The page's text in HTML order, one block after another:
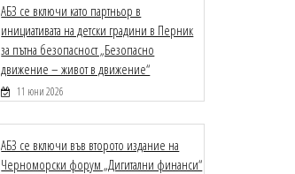
АБЗ се включи като партньор в
инициативата на детски градини в Перник
за пътна безопасност „Безопасно
движение – живот в движение“
11 юни 2026
АБЗ се включи във второто издание на
Черноморски форум „Дигитални финанси“